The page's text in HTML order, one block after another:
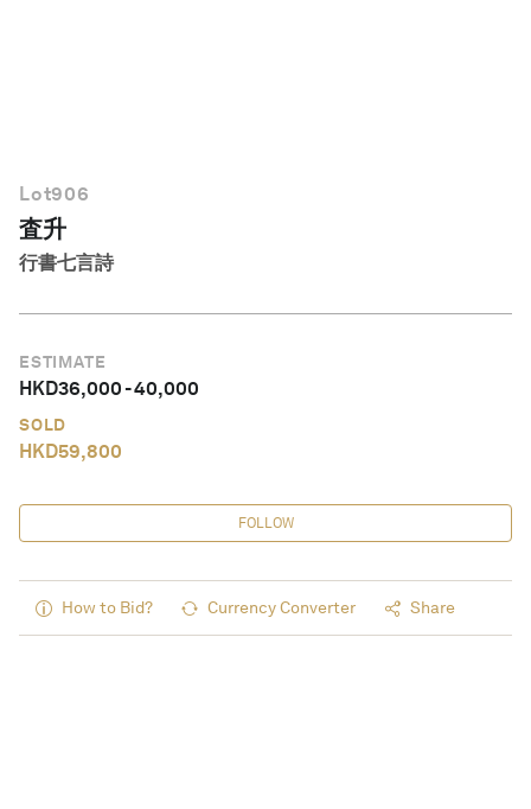
Lot906
査升
行書七言詩
ESTIMATE
HKD36,000-40,000
SOLD
HKD59,800
FOLLOW
How to Bid? Currency Converter Share